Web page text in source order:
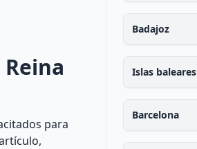
para
Badajoz
Islas baleares
Barcelona